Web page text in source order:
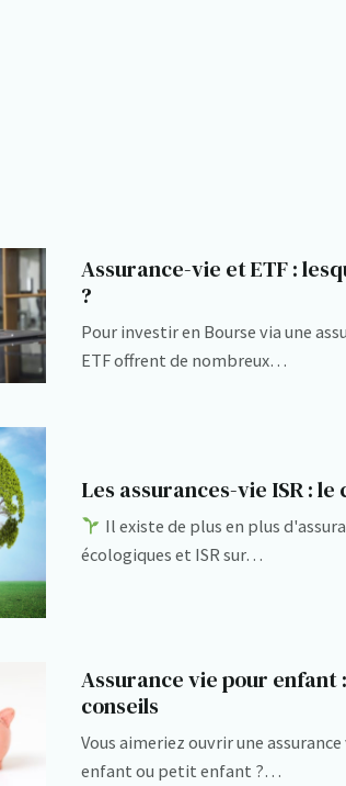
Assurance-vie et ETF :
?
Pour investir en Bourse via une
ETF offrent de nombreux…
Les assurances-vie ISR :
Il existe de plus en plus
écologiques et ISR sur…
Assurance vie pour enfant
conseils
Vous aimeriez ouvrir une
enfant ou petit enfant ?…